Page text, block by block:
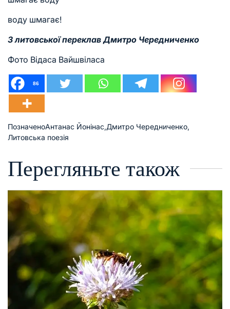
воду шмагає!
З литовської переклав Дмитро Чередниченко
Фото Відаса Вайшвіласа
86
ПозначеноАнтанас Йонінас,Дмитро Чередниченко,
Литовська поезія
Перегляньте також